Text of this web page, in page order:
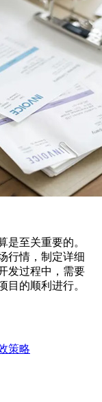
至关重要的。
行情，制定详细
发过程中，需要
目的顺利进行。
策略